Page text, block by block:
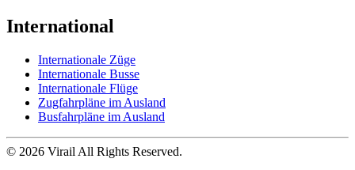
International
Internationale Züge
Internationale Busse
Internationale Flüge
Zugfahrpläne im Ausland
Busfahrpläne im Ausland
© 2026 Virail All Rights Reserved.